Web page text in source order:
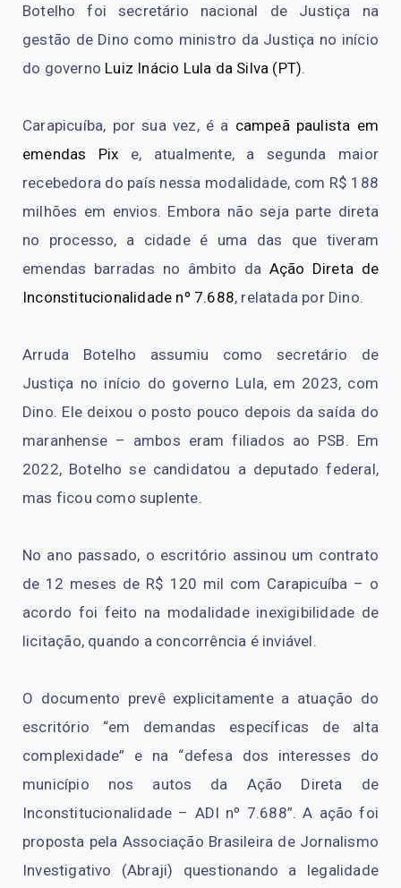
Botelho foi secretário nacional de Justiça na
gestão de Dino como ministro da Justiça no início
do governo Luiz Inácio Lula da Silva (PT).
Carapicuíba, por sua vez, é a campeã paulista em
emendas Pix e, atualmente, a segunda maior
recebedora do país nessa modalidade, com R$ 188
milhões em envios. Embora não seja parte direta
no processo, a cidade é uma das que tiveram
emendas barradas no âmbito da Ação Direta de
Inconstitucionalidade nº 7.688, relatada por Dino.
Arruda Botelho assumiu como secretário de
Justiça no início do governo Lula, em 2023, com
Dino. Ele deixou o posto pouco depois da saída do
maranhense – ambos eram filiados ao PSB. Em
2022, Botelho se candidatou a deputado federal,
mas ficou como suplente.
No ano passado, o escritório assinou um contrato
de 12 meses de R$ 120 mil com Carapicuíba – o
acordo foi feito na modalidade inexigibilidade de
licitação, quando a concorrência é inviável.
O documento prevê explicitamente a atuação do
escritório “em demandas específicas de alta
complexidade” e na “defesa dos interesses do
município nos autos da Ação Direta de
Inconstitucionalidade – ADI nº 7.688”. A ação foi
proposta pela Associação Brasileira de Jornalismo
Investigativo (Abraji) questionando a legalidade